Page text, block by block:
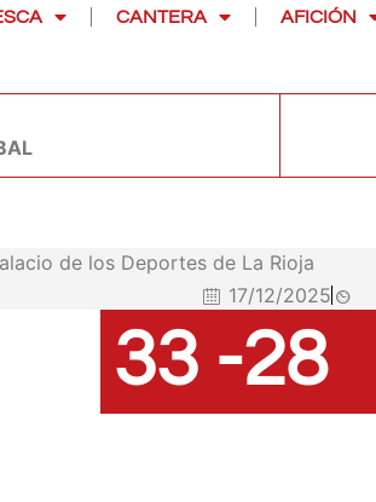
CANTERA AFICIÓN
de los Deportes de La Rioja
17/12/2025
33 -28